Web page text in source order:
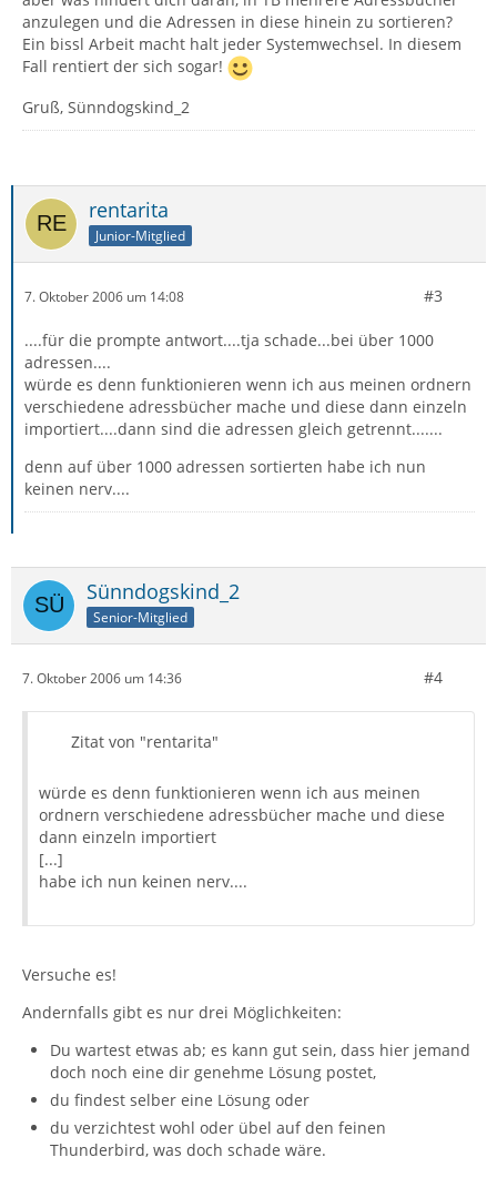
anzulegen und die Adressen in diese hinein zu sortieren?
Ein bissl Arbeit macht halt jeder Systemwechsel. In diesem
Fall rentiert der sich sogar!
Gruß, Sünndogskind_2
rentarita
Junior-Mitglied
7. Oktober 2006 um 14:08 #3
....für die prompte antwort....tja schade...bei über 1000
adressen....
würde es denn funktionieren wenn ich aus meinen ordnern
verschiedene adressbücher mache und diese dann einzeln
importiert....dann sind die adressen gleich getrennt.......
denn auf über 1000 adressen sortierten habe ich nun
keinen nerv....
Sünndogskind_2
Senior-Mitglied
7. Oktober 2006 um 14:36 #4
Zitat von "rentarita"
würde es denn funktionieren wenn ich aus meinen
ordnern verschiedene adressbücher mache und diese
dann einzeln importiert
[...]
habe ich nun keinen nerv....
Versuche es!
Andernfalls gibt es nur drei Möglichkeiten:
Du wartest etwas ab; es kann gut sein, dass hier jemand
doch noch eine dir genehme Lösung postet,
du findest selber eine Lösung oder
du verzichtest wohl oder übel auf den feinen
Thunderbird, was doch schade wäre.